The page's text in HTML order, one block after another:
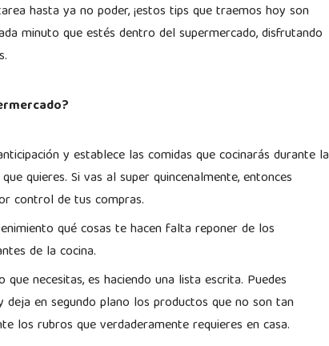
hasta ya no poder, ¡estos tips que traemos hoy son
minuto que estés dentro del supermercado, disfrutando
y establece las comidas que cocinarás durante la
quieres. Si vas al super quincenalmente, entonces
control de tus compras.
qué cosas te hacen falta reponer de los
de la cocina.
necesitas, es haciendo una lista escrita. Puedes
en segundo plano los productos que no son tan
los rubros que verdaderamente requieres en casa.